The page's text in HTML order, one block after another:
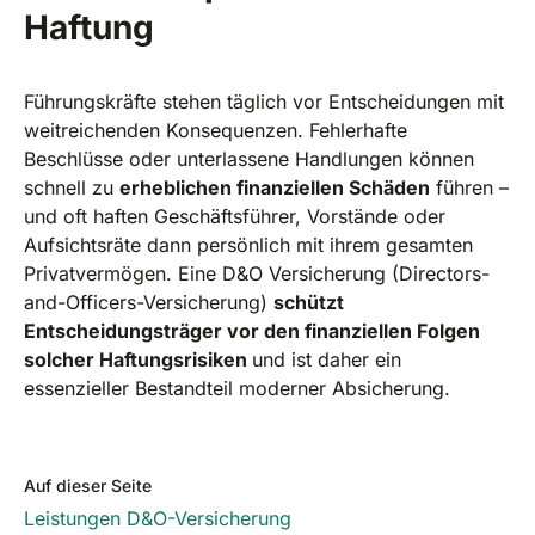
Haftung
Führungskräfte stehen täglich vor Entscheidungen mit
weitreichenden Konsequenzen. Fehlerhafte
Beschlüsse oder unterlassene Handlungen können
schnell zu erheblichen finanziellen Schäden führen –
und oft haften Geschäftsführer, Vorstände oder
Aufsichtsräte dann persönlich mit ihrem gesamten
Privatvermögen. Eine D&O Versicherung (Directors-
and-Officers-Versicherung) schützt
Entscheidungsträger vor den finanziellen Folgen
solcher Haftungsrisiken und ist daher ein
essenzieller Bestandteil moderner Absicherung.
Auf dieser Seite
Leistungen D&O-Versicherung